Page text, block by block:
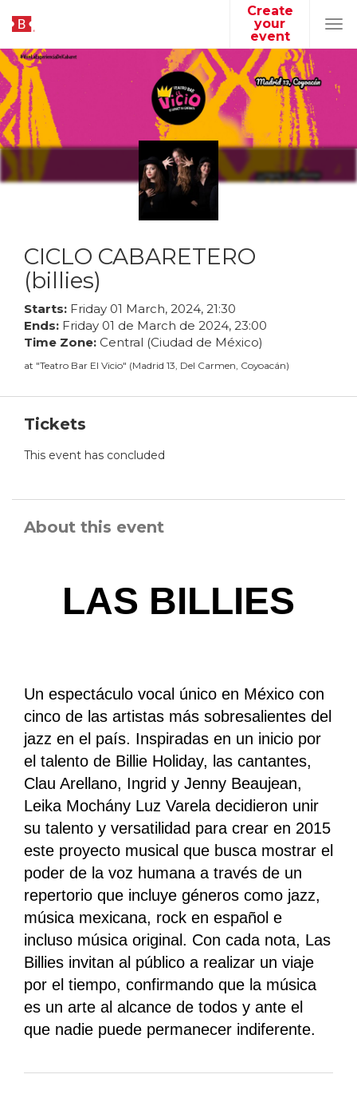
Create
your
event
CICLO CABARETERO
(billies)
Starts: Friday 01 March, 2024, 21:30
Ends: Friday 01 de March de 2024, 23:00
Time Zone: Central (Ciudad de México)
at "Teatro Bar El Vicio" (Madrid 13, Del Carmen, Coyoacán)
Tickets
This event has concluded
About this event
LAS BILLIES
Un espectáculo vocal único en México con
cinco de las artistas más sobresalientes del
jazz en el país. Inspiradas en un inicio por
el talento de Billie Holiday, las cantantes,
Clau Arellano, Ingrid y Jenny Beaujean,
Leika Mochány Luz Varela decidieron unir
su talento y versatilidad para crear en 2015
este proyecto musical que busca mostrar el
poder de la voz humana a través de un
repertorio que incluye géneros como jazz,
música mexicana, rock en español e
incluso música original. ​Con cada nota, Las
Billies invitan al público a realizar un viaje
por el tiempo, confirmando que la música
es un arte al alcance de todos y ante el
que nadie puede permanecer indiferente.​